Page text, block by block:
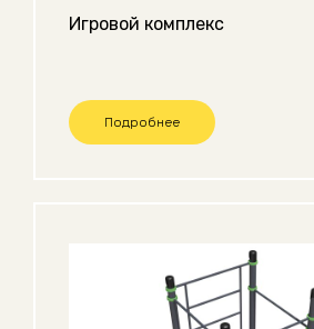
Игровой комплекс
Подробнее